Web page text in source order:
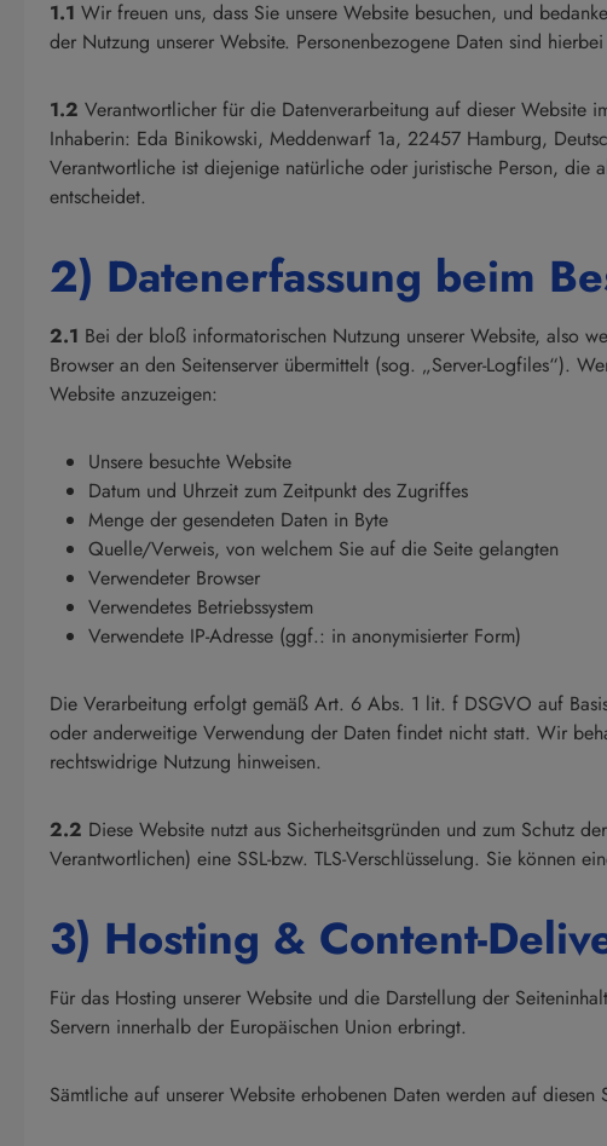
1.1 Wir freuen uns, dass Sie unsere Website besuchen, und
der Nutzung unserer Website. Personenbezogene Daten sind
1.2 Verantwortlicher für die Datenverarbeitung auf dieser Website
Inhaberin: Eda Binikowski, Meddenwarf 1a, 22457 Hamburg,
Verantwortliche ist diejenige natürliche oder juristische Person, die
entscheidet.
2) Datenerfassung beim
2.1 Bei der bloß informatorischen Nutzung unserer Website, also
Browser an den Seitenserver übermittelt (sog. „Server-Logfiles“).
Website anzuzeigen:
Unsere besuchte Website
Datum und Uhrzeit zum Zeitpunkt des Zugriffes
Menge der gesendeten Daten in Byte
Quelle/Verweis, von welchem Sie auf die Seite gelangten
Verwendeter Browser
Verwendetes Betriebssystem
Verwendete IP-Adresse (ggf.: in anonymisierter Form)
Die Verarbeitung erfolgt gemäß Art. 6 Abs. 1 lit. f DSGVO auf
oder anderweitige Verwendung der Daten findet nicht statt. Wir
rechtswidrige Nutzung hinweisen.
2.2 Diese Website nutzt aus Sicherheitsgründen und zum Schutz
Verantwortlichen) eine SSL-bzw. TLS-Verschlüsselung. Sie können
3) Hosting & Content-
Für das Hosting unserer Website und die Darstellung der
Servern innerhalb der Europäischen Union erbringt.
Sämtliche auf unserer Website erhobenen Daten werden auf diesen